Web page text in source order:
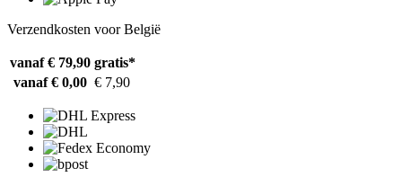
Verzendkosten voor België
vanaf € 79,90 gratis*
vanaf € 0,00 € 7,90